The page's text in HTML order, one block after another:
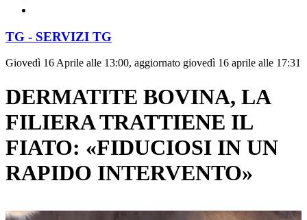
TG - SERVIZI TG
Giovedì 16 Aprile alle 13:00, aggiornato giovedì 16 aprile alle 17:31
DERMATITE BOVINA, LA
FILIERA TRATTIENE IL
FIATO: «FIDUCIOSI IN UN
RAPIDO INTERVENTO»